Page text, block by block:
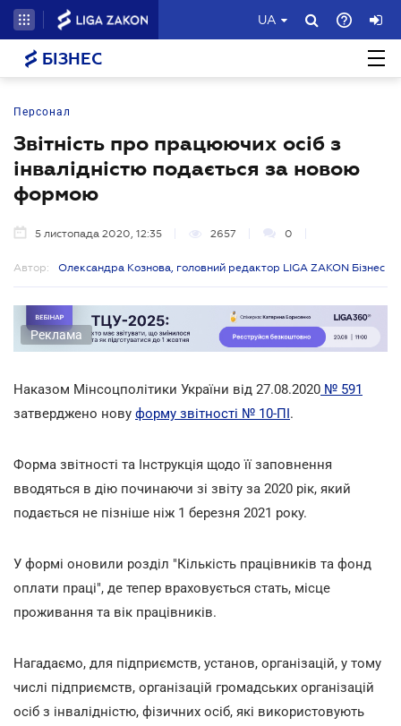
UA
БІЗНЕС
Персонал
Звітність про працюючих осіб з
інвалідністю подається за новою
формою
5 листопада 2020, 12:35 2657 0
Автор: Олександра Кознова, головний редактор LIGA ZAKON Бізнес
Реклама
Наказом Мінсоцполітики України від 27.08.2020 № 591
затверджено нову форму звітності № 10-ПІ.
Форма звітності та Інструкція щодо її заповнення
вводяться в дію починаючи зі звіту за 2020 рік, який
подається не пізніше ніж 1 березня 2021 року.
У формі оновили розділ "Кількість працівників та фонд
оплати праці", де тепер враховується стать, місце
проживання та вік працівників.
Нагадаємо, для підприємств, установ, організацій, у тому
числі підприємств, організацій громадських організацій
осіб з інвалідністю, фізичних осіб, які використовують